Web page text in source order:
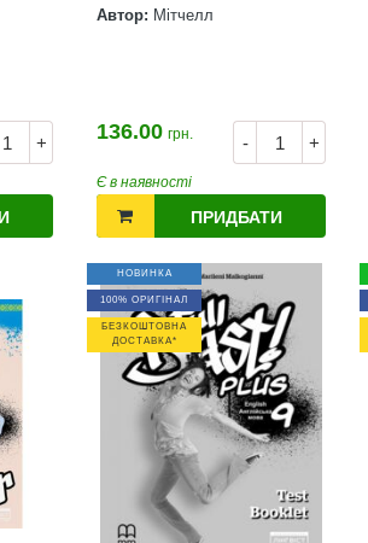
+
Автор: Мітчелл
- +
136.00 грн.
Є в наявності
ПРИДБАТИ
НОВИНКА
100% ОРИГІНАЛ
БЕЗКОШТОВНА
ДОСТАВКА*